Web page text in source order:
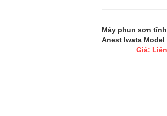
Máy phun sơn
Anest Iwata Model
Giá: